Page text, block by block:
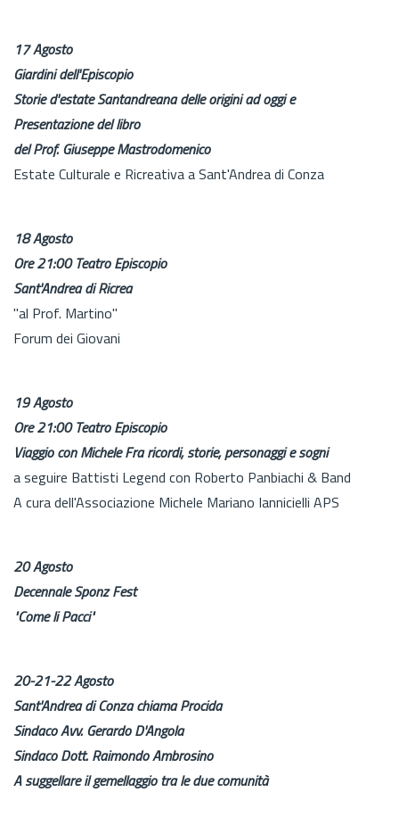
17 Agosto
Giardini dell'Episcopio
Storie d'estate Santandreana delle origini ad oggi e
Presentazione del libro
del Prof. Giuseppe Mastrodomenico
Estate Culturale e Ricreativa a Sant'Andrea di Conza
18 Agosto
Ore 21:00 Teatro Episcopio
Sant'Andrea di Ricrea
"al Prof. Martino"
Forum dei Giovani
19 Agosto
Ore 21:00 Teatro Episcopio
Viaggio con Michele Fra ricordi, storie, personaggi e sogni
a seguire Battisti Legend con Roberto Panbiachi & Band
A cura dell'Associazione Michele Mariano Iannicielli APS
20 Agosto
Decennale Sponz Fest
"Come li Pacci"
20-21-22 Agosto
Sant'Andrea di Conza chiama Procida
Sindaco Avv. Gerardo D'Angola
Sindaco Dott. Raimondo Ambrosino
A suggellare il gemellaggio tra le due comunità